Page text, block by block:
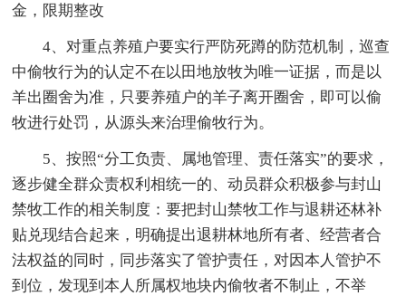
金，限期整改
4、对重点养殖户要实行严防死蹲的防范机制，巡查
中偷牧行为的认定不在以田地放牧为唯一证据，而是以
羊出圈舍为准，只要养殖户的羊子离开圈舍，即可以偷
牧进行处罚，从源头来治理偷牧行为。
5、按照“分工负责、属地管理、责任落实”的要求，
逐步健全群众责权利相统一的、动员群众积极参与封山
禁牧工作的相关制度：要把封山禁牧工作与退耕还林补
贴兑现结合起来，明确提出退耕林地所有者、经营者合
法权益的同时，同步落实了管护责任，对因本人管护不
到位，发现到本人所属权地块内偷牧者不制止，不举